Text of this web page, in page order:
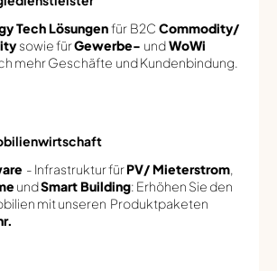
Tech Lösungenfür B2C Commodity/
sowie fürGewerbe- undWoWi
mehr Geschäfte und Kundenbindung.
- Infrastruktur fürPV/ Mieterstrom,
undSmart Building: Erhöhen Sie den
mit unseren Produktpaketen